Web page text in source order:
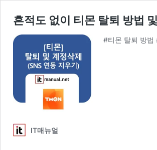
흔적도 없이 티몬 탈퇴 방법
#티몬 탈퇴 방법
IT매뉴얼